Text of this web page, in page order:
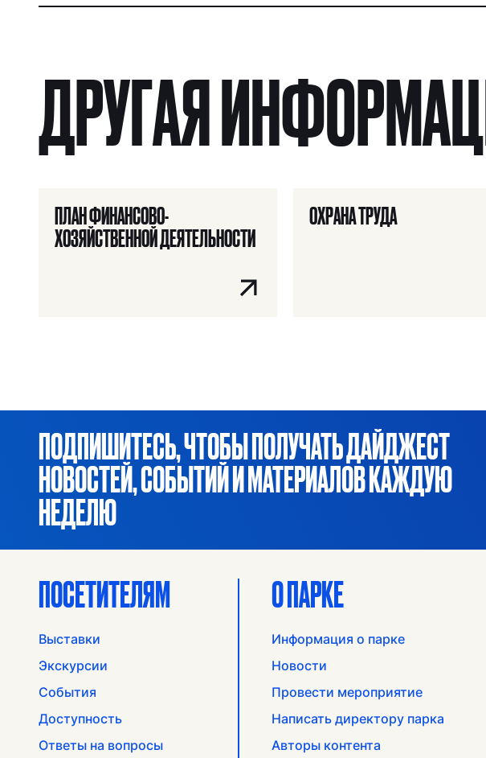
ДРУГАЯ
ПЛАН ФИНАНСОВО-
ХОЗЯЙСТВЕННОЙ ДЕЯТЕЛЬНОСТИ
ОХРАНА ТРУДА
ПОДПИШИТЕСЬ, ЧТОБЫ ПОЛУЧАТЬ ДАЙДЖЕСТ
НОВОСТЕЙ, СОБЫТИЙ И МАТЕРИАЛОВ КАЖДУЮ
НЕДЕЛЮ
ПОСЕТИТЕЛЯМ
Выставки
Экскурсии
События
Доступность
Ответы на вопросы
О ПАРКЕ
Информация о парке
Новости
Провести мероприятие
Написать директору парка
Авторы контента
Я ИЩУ: